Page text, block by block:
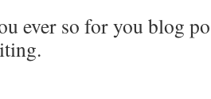
ever so for you blog